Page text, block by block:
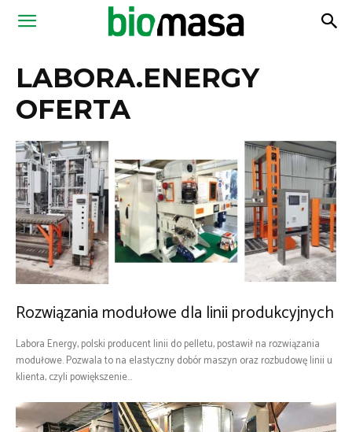
Magazyn
LABORA.ENERGY
OFERTA
Rozwiązania modułowe dla linii produkcyjnych
Labora Energy, polski producent linii do pelletu, postawił na rozwiązania
modułowe. Pozwala to na elastyczny dobór maszyn oraz rozbudowę linii u
klienta, czyli powiększenie...